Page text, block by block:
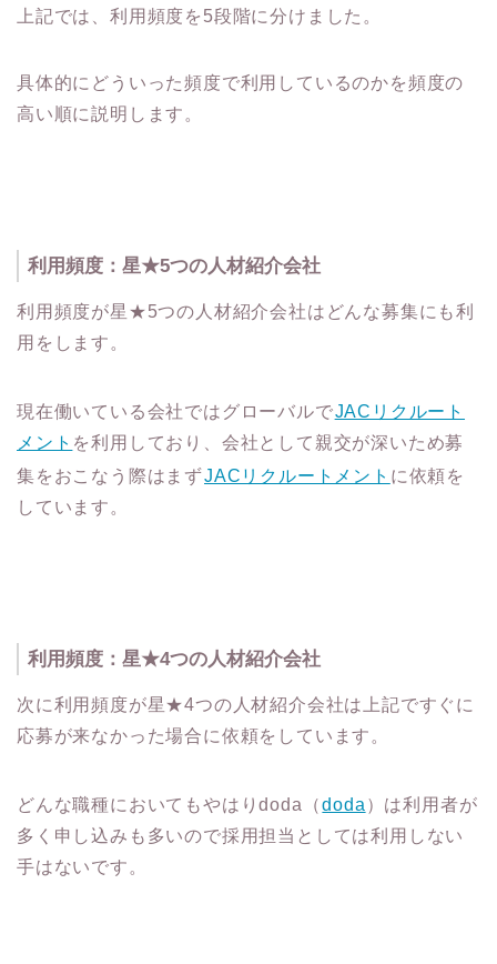
上記では、利用頻度を5段階に分けました。
具体的にどういった頻度で利用しているのかを頻度の
高い順に説明します。
利用頻度：星★5つの人材紹介会社
利用頻度が星★5つの人材紹介会社はどんな募集にも利
用をします。
現在働いている会社ではグローバルでJACリクルート
メント を利用しており、会社として親交が深いため募
集をおこなう際はまずJACリクルートメント に依頼を
しています。
利用頻度：星★4つの人材紹介会社
次に利用頻度が星★4つの人材紹介会社は上記ですぐに
応募が来なかった場合に依頼をしています。
どんな職種においてもやはりdoda（ doda ）は利用者が
多く申し込みも多いので採用担当としては利用しない
手はないです。